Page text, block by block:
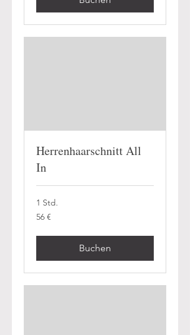
Herrenhaarschnitt All
In
1 Std.
56
Euro
56 €
Buchen